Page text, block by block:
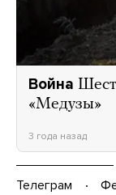
Война
«Медузы»
3 года назад
Телеграм